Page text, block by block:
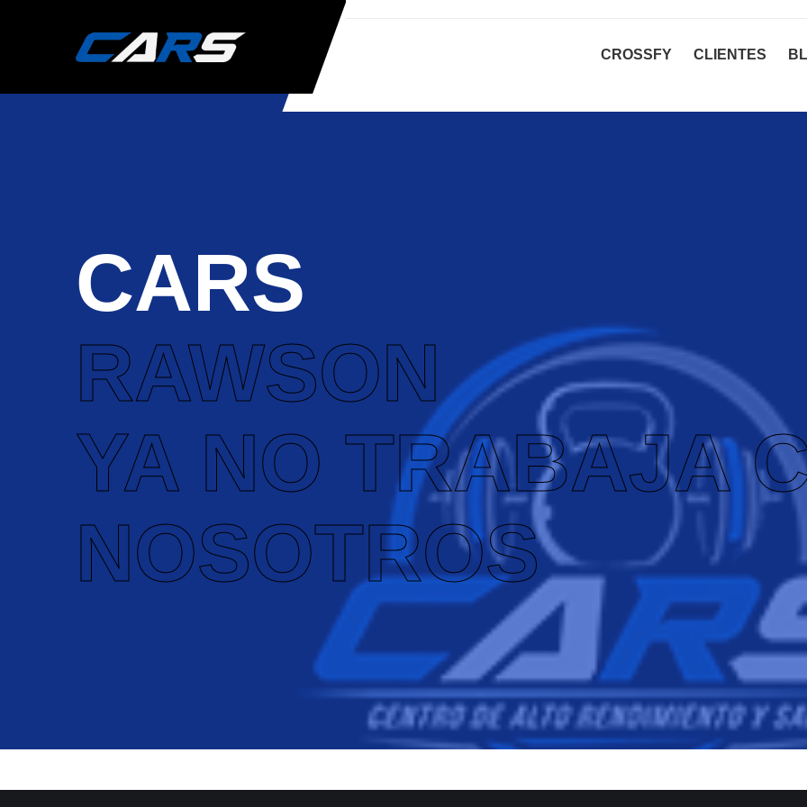
CROSSFY CLIENTES
CARS
RAWSON
YA NO TRABAJA
NOSOTROS